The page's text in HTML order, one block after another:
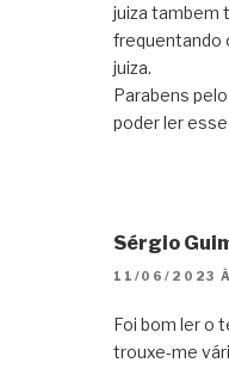
juiza tambem
frequentando
juiza.
Parabens
poder ler esse
Sérgio
11/06/2023
Foi bom ler o
trouxe-me